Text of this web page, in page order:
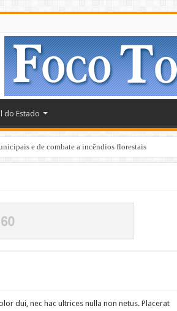
do Estado
e de combate a incêndios florestais
dui, nec hac ultrices nulla non netus. Placerat